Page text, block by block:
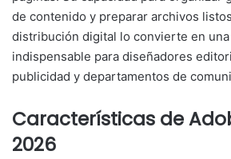
de contenido y preparar archivos
distribución digital lo convierte en
indispensable para diseñadores
publicidad y departamentos de
Características de
2026